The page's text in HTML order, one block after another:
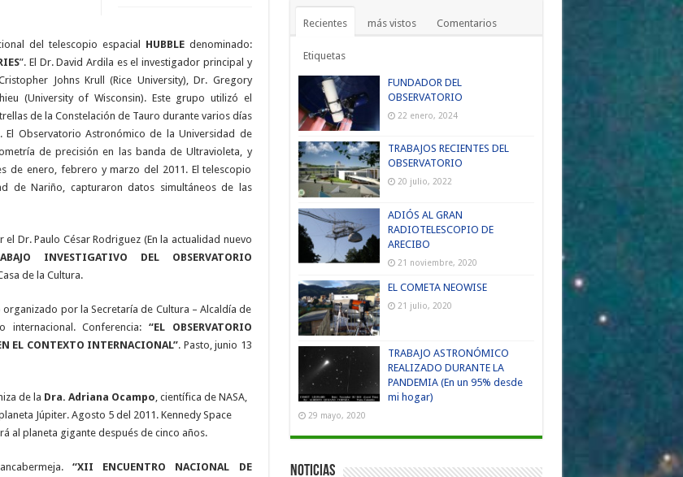
del telescopio espacial HUBBLEdenominado:
”. El Dr. David Ardila es el investigador principal y
Johns Krull (Rice University), Dr. Gregory
(University of Wisconsin). Este grupo utilizó el
de la Constelación de Tauro durante varios días
Observatorio Astronómico de la Universidad de
de precisión en las banda de Ultravioleta, y
de enero, febrero y marzo del 2011. El telescopio
de Nariño, capturaron datos simultáneos de las
Dr. Paulo César Rodriguez (En la actualidad nuevo
INVESTIGATIVO DEL OBSERVATORIO
de la Cultura.
por la Secretaría de Cultura – Alcaldía de
internacional. Conferencia: “EL OBSERVATORIO
EL CONTEXTO INTERNACIONAL”. Pasto, junio 13
de la Dra. Adriana Ocampo , científica de NASA,
Júpiter. Agosto 5 del 2011. Kennedy Space
al planeta gigante después de cinco años.
“XII ENCUENTRO NACIONAL DE
Recientes más vistos Comentarios
Etiquetas
FUNDADOR DEL
OBSERVATORIO
22 enero, 2024
TRABAJOS RECIENTES DEL
OBSERVATORIO
20 julio, 2022
ADIÓS AL GRAN
RADIOTELESCOPIO DE
ARECIBO
21 noviembre, 2020
EL COMETA NEOWISE
21 julio, 2020
TRABAJO ASTRONÓMICO
REALIZADO DURANTE LA
PANDEMIA (En un 95% desde
mi hogar)
29 mayo, 2020
NOTICIAS